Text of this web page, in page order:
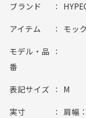
ブランド
アイテム モッ
モデル・品
番
表記サイズ M
実寸
肩幅